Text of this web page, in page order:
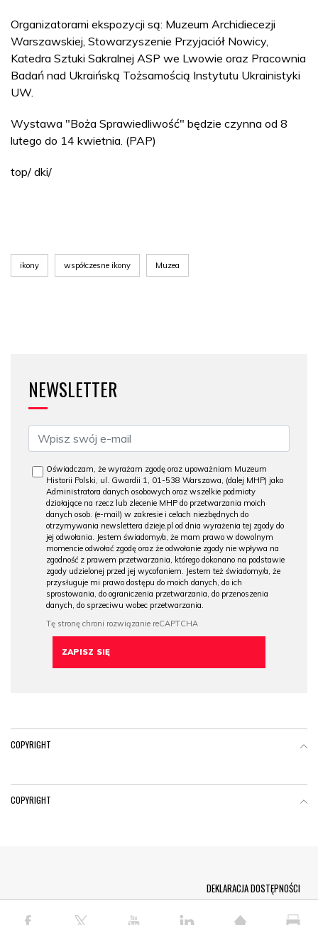
Organizatorami ekspozycji są: Muzeum Archidiecezji
Warszawskiej, Stowarzyszenie Przyjaciół Nowicy,
Katedra Sztuki Sakralnej ASP we Lwowie oraz Pracownia
Badań nad Ukraińską Tożsamością Instytutu Ukrainistyki
UW.
Wystawa "Boża Sprawiedliwość" będzie czynna od 8
lutego do 14 kwietnia. (PAP)
top/ dki/
ikony współczesne ikony Muzea
NEWSLETTER
Oświadczam, że wyrażam zgodę oraz upoważniam Muzeum
Historii Polski, ul. Gwardii 1, 01-538 Warszawa, (dalej MHP) jako
Administratora danych osobowych oraz wszelkie podmioty
działające na rzecz lub zlecenie MHP do przetwarzania moich
danych osob. (e-mail) w zakresie i celach niezbędnych do
otrzymywania newslettera dzieje.pl od dnia wyrażenia tej zgody do
jej odwołania. Jestem świadomy/a, że mam prawo w dowolnym
momencie odwołać zgodę oraz że odwołanie zgody nie wpływa na
zgodność z prawem przetwarzania, którego dokonano na podstawie
zgody udzielonej przed jej wycofaniem. Jestem też świadomy/a, że
przysługuje mi prawo dostępu do moich danych, do ich
sprostowania, do ograniczenia przetwarzania, do przenoszenia
danych, do sprzeciwu wobec przetwarzania.
COPYRIGHT
COPYRIGHT
© COPYRIGHT PAP 2026
DEKLARACJA DOSTĘPNOŚCI